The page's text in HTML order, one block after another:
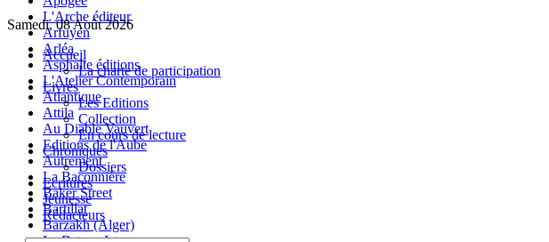
L'Arche éditeur
Arfuyen
Arléa
Asphalte éditions
L'Atelier Contemporain
Atlantique
Attila
Au Diable Vauvert
Editions de l'Aube
Autrement
La Baconnière
Baker Street
Bartillat
Barzakh (Alger)
Samedi, 08 Août 2026
Accueil
La charte de participation
Livres
Les Editions
Collection
En cours de lecture
Chroniques
Dossiers
Ecritures
Jeunesse
Rédacteurs